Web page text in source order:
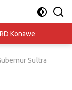
Konawe
Sultra